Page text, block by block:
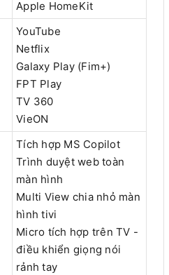
Apple HomeKit
YouTube
Netflix
Galaxy Play (Fim+)
FPT Play
TV 360
VieON
Tích hợp MS Copilot
Trình duyệt web toàn
màn hình
Multi View chia nhỏ màn
hình tivi
Micro tích hợp trên TV -
điều khiển giọng nói
rảnh tay